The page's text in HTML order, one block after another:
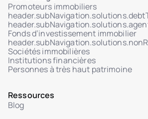
Promoteurs immobiliers
Fonds d’investissement immobilier
Sociétés immobilières
Institutions financières
Personnes à très haut patrimoine
Ressources
Blog